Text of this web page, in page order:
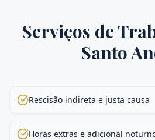
Serviços de
Santo
Rescisão indireta e justa causa
Horas extras e adicional